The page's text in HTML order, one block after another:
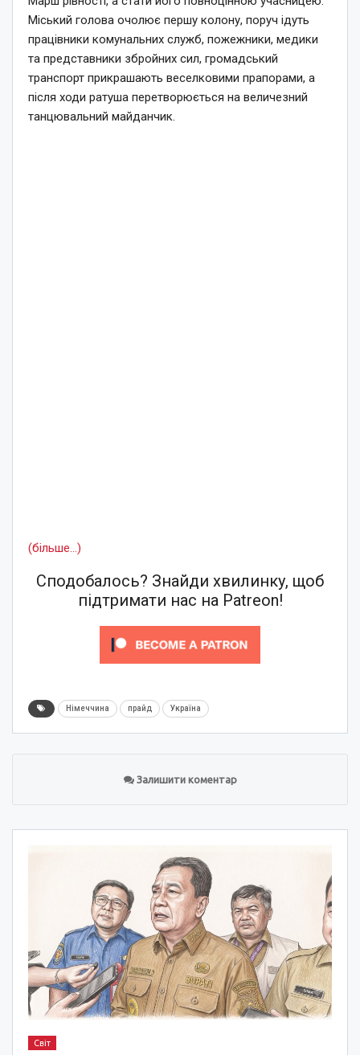
Міський голова очолює першу колону, поруч ідуть
працівники комунальних служб, пожежники, медики
та представники збройних сил, громадський
транспорт прикрашають веселковими прапорами, а
після ходи ратуша перетворюється на величезний
танцювальний майданчик.
(більше…)
Сподобалось? Знайди хвилинку, щоб
підтримати нас на Patreon!
Німеччина прайд Україна
Залишити коментар
Світ